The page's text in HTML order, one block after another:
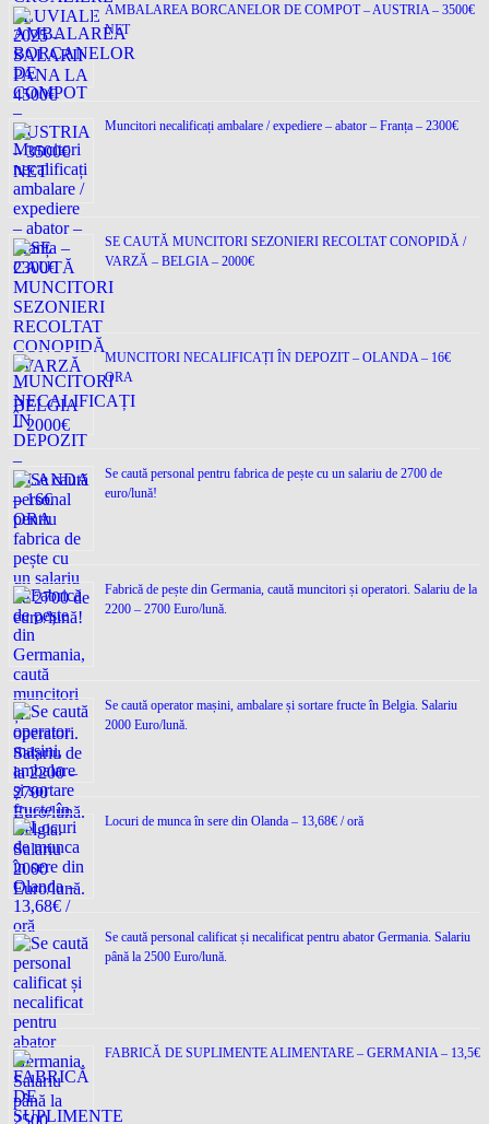
AMBALAREA BORCANELOR DE COMPOT – AUSTRIA – 3500€
NET
Muncitori necalificați ambalare / expediere – abator – Franța – 2300€
SE CAUTĂ MUNCITORI SEZONIERI RECOLTAT CONOPIDĂ /
VARZĂ – BELGIA – 2000€
MUNCITORI NECALIFICAȚI ÎN DEPOZIT – OLANDA – 16€
ORA
Se caută personal pentru fabrica de pește cu un salariu de 2700 de
euro/lună!
Fabrică de pește din Germania, caută muncitori și operatori. Salariu de la
2200 – 2700 Euro/lună.
Se caută operator mașini, ambalare și sortare fructe în Belgia. Salariu
2000 Euro/lună.
Locuri de munca în sere din Olanda – 13,68€ / oră
Se caută personal calificat și necalificat pentru abator Germania. Salariu
până la 2500 Euro/lună.
FABRICĂ DE SUPLIMENTE ALIMENTARE – GERMANIA – 13,5€